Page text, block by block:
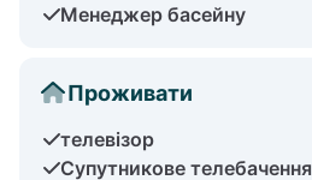
Менеджер басейну
Проживати
телевізор
Супутникове телебачення